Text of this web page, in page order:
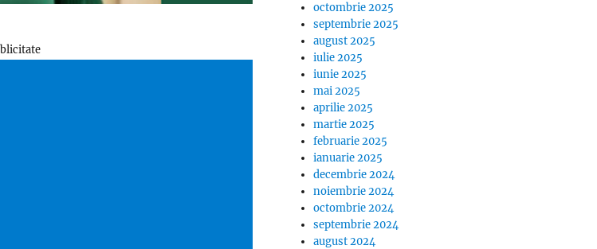
octombrie 2025
septembrie 2025
august 2025
iulie 2025
iunie 2025
mai 2025
aprilie 2025
martie 2025
februarie 2025
ianuarie 2025
decembrie 2024
noiembrie 2024
octombrie 2024
septembrie 2024
august 2024